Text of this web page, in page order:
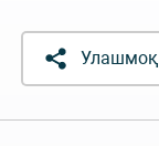
Улашмоқ